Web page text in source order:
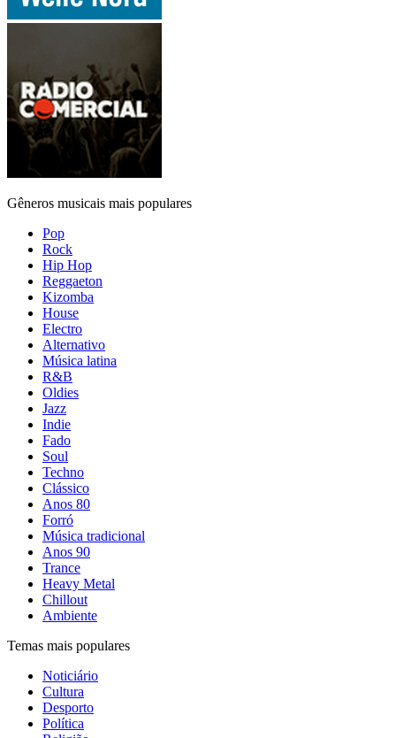
Gêneros musicais mais populares
Pop
Rock
Hip Hop
Reggaeton
Kizomba
House
Electro
Alternativo
Música latina
R&B
Oldies
Jazz
Indie
Fado
Soul
Techno
Clássico
Anos 80
Forró
Música tradicional
Anos 90
Trance
Heavy Metal
Chillout
Ambiente
Temas mais populares
Noticiário
Cultura
Desporto
Política